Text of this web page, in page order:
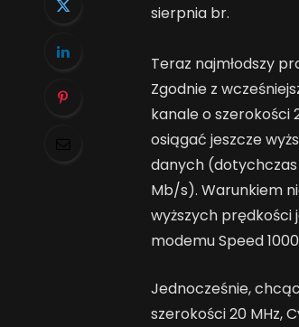
sierpnia br.
Teraz najmłodszy
Zgodnie z
kanale o szerokości
osiągać jeszcze
danych (dotychczas
Mb/s). Warunkiem
wyższych prędkości
modemu Speed
Jednocześnie,
szerokości 20 MHz,